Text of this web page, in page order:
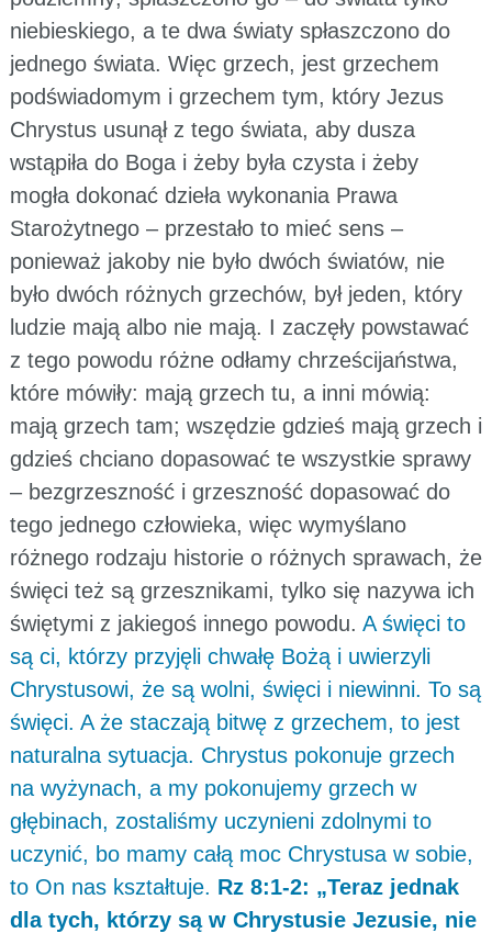
niebieskiego, a te dwa światy spłaszczono do
jednego świata. Więc grzech, jest grzechem
podświadomym i grzechem tym, który Jezus
Chrystus usunął z tego świata, aby dusza
wstąpiła do Boga i żeby była czysta i żeby
mogła dokonać dzieła wykonania Prawa
Starożytnego – przestało to mieć sens –
ponieważ jakoby nie było dwóch światów, nie
było dwóch różnych grzechów, był jeden, który
ludzie mają albo nie mają. I zaczęły powstawać
z tego powodu różne odłamy chrześcijaństwa,
które mówiły: mają grzech tu, a inni mówią:
mają grzech tam; wszędzie gdzieś mają grzech i
gdzieś chciano dopasować te wszystkie sprawy
– bezgrzeszność i grzeszność dopasować do
tego jednego człowieka, więc wymyślano
różnego rodzaju historie o różnych sprawach, że
święci też są grzesznikami, tylko się nazywa ich
świętymi z jakiegoś innego powodu. A święci to
są ci, którzy przyjęli chwałę Bożą i uwierzyli
Chrystusowi, że są wolni, święci i niewinni. To są
święci. A że staczają bitwę z grzechem, to jest
naturalna sytuacja. Chrystus pokonuje grzech
na wyżynach, a my pokonujemy grzech w
głębinach, zostaliśmy uczynieni zdolnymi to
uczynić, bo mamy całą moc Chrystusa w sobie,
to On nas kształtuje. Rz 8:1-2: „Teraz jednak
dla tych, którzy są w Chrystusie Jezusie, nie